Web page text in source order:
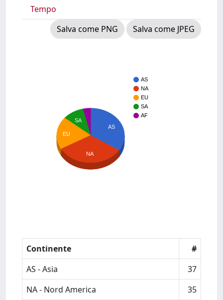
Tempo
Salva come PNG
Salva come JPEG
AS
NA
EU
SA
AF
AS
SA
EU
NA
Continente
#
AS - Asia
37
NA - Nord America
35